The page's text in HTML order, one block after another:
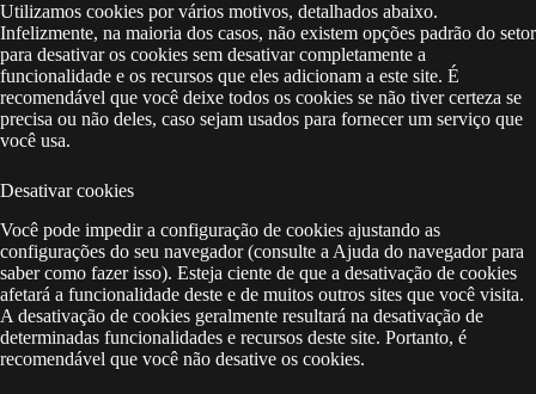
Utilizamos cookies por vários motivos, detalhados abaixo.
Infelizmente, na maioria dos casos, não existem opções padrão do setor
para desativar os cookies sem desativar completamente a
funcionalidade e os recursos que eles adicionam a este site. É
recomendável que você deixe todos os cookies se não tiver certeza se
precisa ou não deles, caso sejam usados ​​para fornecer um serviço que
você usa.
Desativar cookies
Você pode impedir a configuração de cookies ajustando as
configurações do seu navegador (consulte a Ajuda do navegador para
saber como fazer isso). Esteja ciente de que a desativação de cookies
afetará a funcionalidade deste e de muitos outros sites que você visita.
A desativação de cookies geralmente resultará na desativação de
determinadas funcionalidades e recursos deste site. Portanto, é
recomendável que você não desative os cookies.